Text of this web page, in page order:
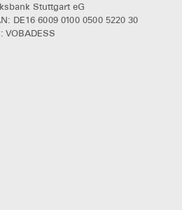
Stuttgart eG
DE16 6009 0100 0500 5220 30
VOBADESS